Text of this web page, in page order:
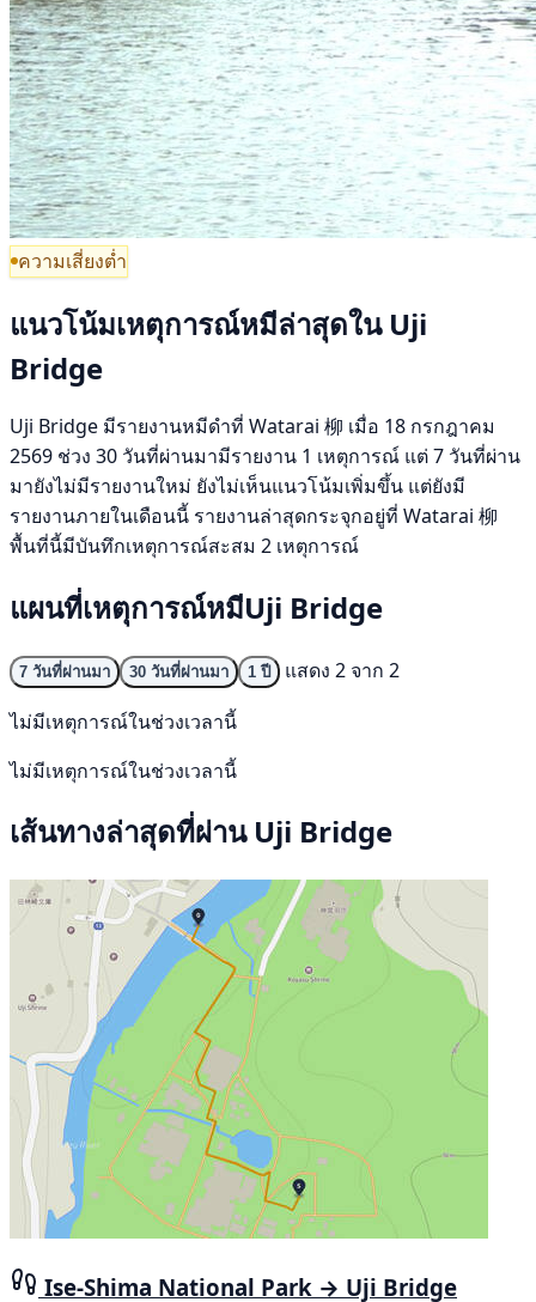
ความเสี่ยงต่ำ
แนวโน้มเหตุการณ์หมีล่าสุดใน Uji
Bridge
Uji Bridge มีรายงานหมีดำที่ Watarai 柳 เมื่อ 18 กรกฎาคม
2569 ช่วง 30 วันที่ผ่านมามีรายงาน 1 เหตุการณ์ แต่ 7 วันที่ผ่าน
มายังไม่มีรายงานใหม่ ยังไม่เห็นแนวโน้มเพิ่มขึ้น แต่ยังมี
รายงานภายในเดือนนี้ รายงานล่าสุดกระจุกอยู่ที่ Watarai 柳
พื้นที่นี้มีบันทึกเหตุการณ์สะสม 2 เหตุการณ์
แผนที่เหตุการณ์หมีUji Bridge
7 วันที่ผ่านมา 30 วันที่ผ่านมา 1 ปี
แสดง 2 จาก 2
ไม่มีเหตุการณ์ในช่วงเวลานี้
ไม่มีเหตุการณ์ในช่วงเวลานี้
เส้นทางล่าสุดที่ผ่าน Uji Bridge
Ise-Shima National Park → Uji Bridge